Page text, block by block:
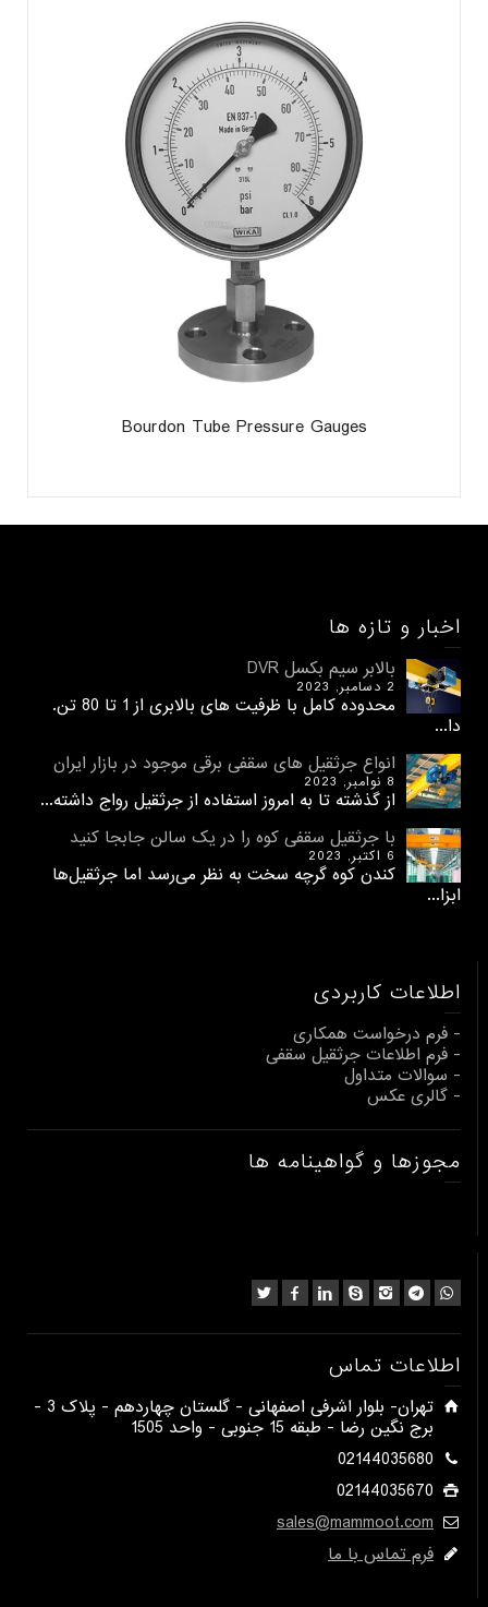
Bourdon Tube Pressure Gauges
اخبار و تازه ها
بالابر سیم بکسل DVR
2 دسامبر, 2023
محدوده کامل با ظرفیت های بالابری از 1 تا 80 تن.
دا...
انواع جرثقیل های سقفی برقی موجود در بازار ایران
8 نوامبر, 2023
از گذشته تا به امروز استفاده از جرثقیل رواج داشته...
با جرثقیل سقفی کوه را در یک سالن جابجا کنید
6 اکتبر, 2023
کندن کوه گرچه سخت به نظر می‌رسد اما جرثقیل‌ها
ابزا...
اطلاعات کاربردی
- فرم درخواست همکاری
- فرم اطلاعات جرثقیل سقفی
- سوالات متداول
- گالری عکس
مجوزها و گواهینامه ها
اطلاعات تماس
​تهران- بلوار اشرفی اصفهانی - گلستان چهاردهم - پلاک 3 -
برج نگین رضا - طبقه 15 جنوبی - واحد 1505​
02144035680
02144035670
sales@mammoot.com
فرم تماس با ما